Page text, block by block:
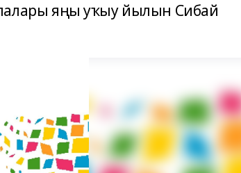
яңы уҡыу йылын Сибай